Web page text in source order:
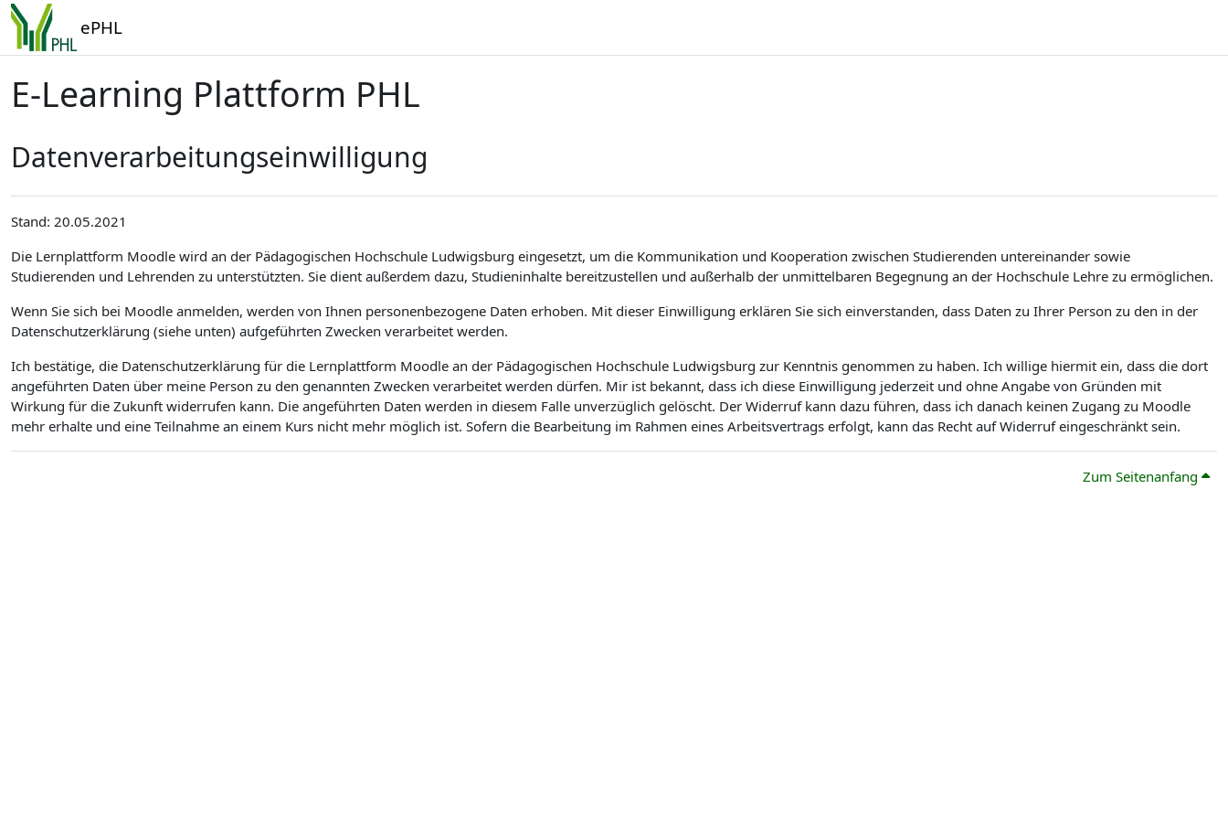
Zum Hauptinhalt
ePHL
E-Learning Plattform PHL
Datenverarbeitungseinwilligung
Stand: 20.05.2021
Die Lernplattform Moodle wird an der Pädagogischen Hochschule Ludwigsburg eingesetzt, um die Kommunikation und Kooperation zwischen Studierenden untereinander sowie
Studierenden und Lehrenden zu unterstützten. Sie dient außerdem dazu, Studieninhalte bereitzustellen und außerhalb der unmittelbaren Begegnung an der Hochschule Lehre zu ermöglichen.
Wenn Sie sich bei Moodle anmelden, werden von Ihnen personenbezogene Daten erhoben. Mit dieser Einwilligung erklären Sie sich einverstanden, dass Daten zu Ihrer Person zu den in der
Datenschutzerklärung (siehe unten) aufgeführten Zwecken verarbeitet werden.
Ich bestätige, die Datenschutzerklärung für die Lernplattform Moodle an der Pädagogischen Hochschule Ludwigsburg zur Kenntnis genommen zu haben. Ich willige hiermit ein, dass die dort
angeführten Daten über meine Person zu den genannten Zwecken verarbeitet werden dürfen. Mir ist bekannt, dass ich diese Einwilligung jederzeit und ohne Angabe von Gründen mit
Wirkung für die Zukunft widerrufen kann. Die angeführten Daten werden in diesem Falle unverzüglich gelöscht. Der Widerruf kann dazu führen, dass ich danach keinen Zugang zu Moodle
mehr erhalte und eine Teilnahme an einem Kurs nicht mehr möglich ist. Sofern die Bearbeitung im Rahmen eines Arbeitsvertrags erfolgt, kann das Recht auf Widerruf eingeschränkt sein.
Zum Seitenanfang